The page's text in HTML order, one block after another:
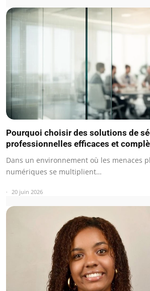
Pourquoi choisir des solutions de
professionnelles efficaces et
Dans un environnement où les menaces
numériques se multiplient…
20 juin 2026